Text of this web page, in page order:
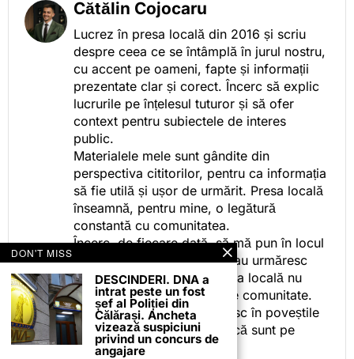
Cătălin Cojocaru
Lucrez în presa locală din 2016 și scriu
despre ceea ce se întâmplă în jurul nostru,
cu accent pe oameni, fapte și informații
prezentate clar și corect. Încerc să explic
lucrurile pe înțelesul tuturor și să ofer
context pentru subiectele de interes
public.
Materialele mele sunt gândite din
perspectiva cititorilor, pentru ca informația
să fie utilă și ușor de urmărit. Presa locală
înseamnă, pentru mine, o legătură
constantă cu comunitatea.
Încerc, de fiecare dată, să mă pun în locul
celor care citesc, privesc sau urmăresc
ceea ce fac. Pentru că presa locală nu
este despre mine, ci despre comunitate.
Iar dacă oamenii se regăsesc în poveștile
pe care le spun, înseamnă că sunt pe
drumul bun.
DON'T MISS
DESCINDERI. DNA a
intrat peste un fost
șef al Poliției din
Călărași. Ancheta
vizează suspiciuni
privind un concurs de
angajare